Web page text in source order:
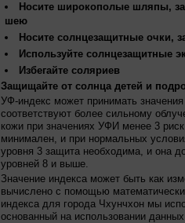
Носите широкополые шляпы,
шею
Носите солнцезащитные очки,
Используйте солнцезащитные
Избегайте соляриев
Защищайте от солнца детей и
УФ-индекс может принимать
соответствуют более сильному
кожи при значениях УФИ менее 3
минимален, и при нормальных
уровня 3 защита необходима, и она
уровней 8 и выше.
Значение индекса может быть как
вычислено с помощью
индекса для города Чхунчхон мы
основанный на использовании